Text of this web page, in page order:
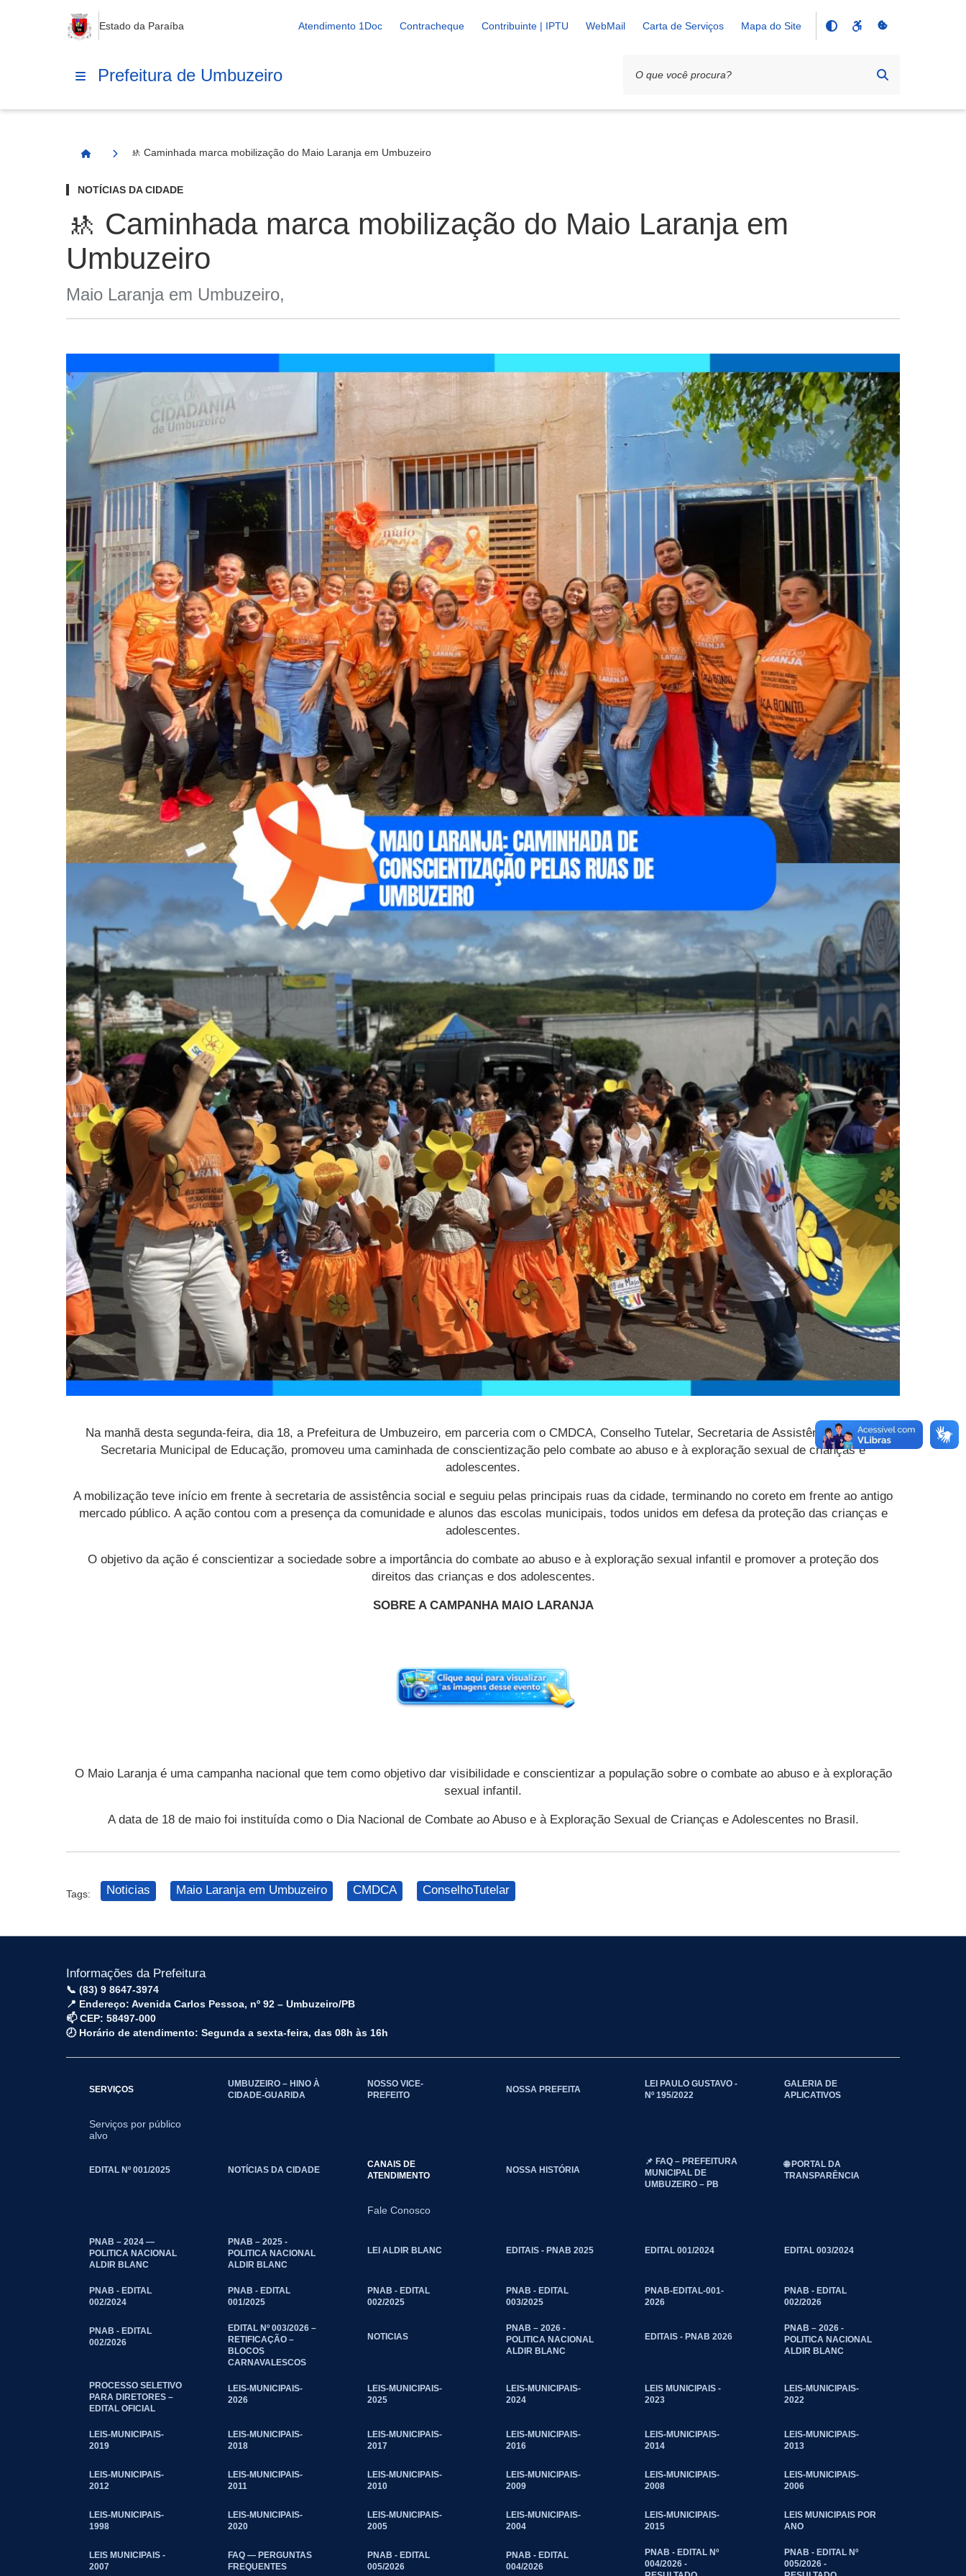
Estado da Paraíba Atendimento 1Doc Contracheque Contribuinte | IPTU WebMail Carta de Serviços Mapa do Site
Prefeitura de Umbuzeiro
Página Inicial
🚸 Caminhada marca mobilização do Maio Laranja em Umbuzeiro
NOTÍCIAS DA CIDADE
🚸 Caminhada marca mobilização do Maio Laranja em
Umbuzeiro
Maio Laranja em Umbuzeiro,
Na manhã desta segunda-feira, dia 18, a Prefeitura de Umbuzeiro, em parceria com o CMDCA, Conselho Tutelar, Secretaria de Assistência Social e
Secretaria Municipal de Educação, promoveu uma caminhada de conscientização pelo combate ao abuso e à exploração sexual de crianças e
adolescentes.
A mobilização teve início em frente à secretaria de assistência social e seguiu pelas principais ruas da cidade, terminando no coreto em frente ao antigo
mercado público. A ação contou com a presença da comunidade e alunos das escolas municipais, todos unidos em defesa da proteção das crianças e
adolescentes.
O objetivo da ação é conscientizar a sociedade sobre a importância do combate ao abuso e à exploração sexual infantil e promover a proteção dos
direitos das crianças e dos adolescentes.
SOBRE A CAMPANHA MAIO LARANJA
O Maio Laranja é uma campanha nacional que tem como objetivo dar visibilidade e conscientizar a população sobre o combate ao abuso e à exploração
sexual infantil.
A data de 18 de maio foi instituída como o Dia Nacional de Combate ao Abuso e à Exploração Sexual de Crianças e Adolescentes no Brasil.
Tags: Noticias Maio Laranja em Umbuzeiro CMDCA ConselhoTutelar
Informações da Prefeitura
📞 (83) 9 8647-3974
📍 Endereço: Avenida Carlos Pessoa, nº 92 – Umbuzeiro/PB
📫 CEP: 58497-000
🕗 Horário de atendimento: Segunda a sexta-feira, das 08h às 16h
SERVIÇOS
Serviços por público
alvo
UMBUZEIRO – HINO À
CIDADE-GUARIDA
NOSSO VICE-
PREFEITO
NOSSA PREFEITA
LEI PAULO GUSTAVO -
Nº 195/2022
GALERIA DE
APLICATIVOS
EDITAL Nº 001/2025 NOTÍCIAS DA CIDADE
CANAIS DE
ATENDIMENTO
Fale Conosco
NOSSA HISTÓRIA
📌 FAQ – PREFEITURA
MUNICIPAL DE
UMBUZEIRO – PB
🌐 PORTAL DA
TRANSPARÊNCIA
PNAB – 2024 —
POLITICA NACIONAL
ALDIR BLANC
PNAB – 2025 -
POLITICA NACIONAL
ALDIR BLANC
LEI ALDIR BLANC EDITAIS - PNAB 2025 EDITAL 001/2024 EDITAL 003/2024
PNAB - EDITAL
002/2024
PNAB - EDITAL
001/2025
PNAB - EDITAL
002/2025
PNAB - EDITAL
003/2025
PNAB-EDITAL-001-
2026
PNAB - EDITAL
002/2026
PNAB - EDITAL
002/2026
EDITAL Nº 003/2026 –
RETIFICAÇÃO –
BLOCOS
CARNAVALESCOS
NOTICIAS
PNAB – 2026 -
POLITICA NACIONAL
ALDIR BLANC
EDITAIS - PNAB 2026
PNAB – 2026 -
POLITICA NACIONAL
ALDIR BLANC
PROCESSO SELETIVO
PARA DIRETORES –
EDITAL OFICIAL
LEIS-MUNICIPAIS-
2026
LEIS-MUNICIPAIS-
2025
LEIS-MUNICIPAIS-
2024
LEIS MUNICIPAIS -
2023
LEIS-MUNICIPAIS-
2022
LEIS-MUNICIPAIS-
2019
LEIS-MUNICIPAIS-
2018
LEIS-MUNICIPAIS-
2017
LEIS-MUNICIPAIS-
2016
LEIS-MUNICIPAIS-
2014
LEIS-MUNICIPAIS-
2013
LEIS-MUNICIPAIS-
2012
LEIS-MUNICIPAIS-
2011
LEIS-MUNICIPAIS-
2010
LEIS-MUNICIPAIS-
2009
LEIS-MUNICIPAIS-
2008
LEIS-MUNICIPAIS-
2006
LEIS-MUNICIPAIS-
1998
LEIS-MUNICIPAIS-
2020
LEIS-MUNICIPAIS-
2005
LEIS-MUNICIPAIS-
2004
LEIS-MUNICIPAIS-
2015
LEIS MUNICIPAIS POR
ANO
LEIS MUNICIPAIS -
2007
FAQ — PERGUNTAS
FREQUENTES
PNAB - EDITAL
005/2026
PNAB - EDITAL
004/2026
PNAB - EDITAL Nº
004/2026 -
PNAB - EDITAL Nº
005/2026 -